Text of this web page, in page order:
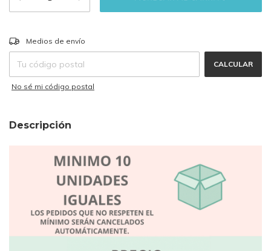
Entregas para el CP:
Medios de envío
CALCULAR
No sé mi código postal
Descripción